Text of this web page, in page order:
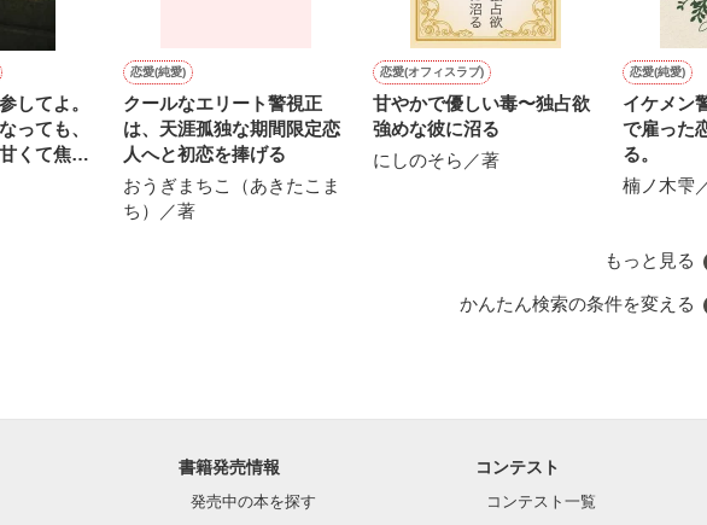
してよ。
っても、
くて焦れ
ける夫
恋愛(純愛)
クールなエリート警視正
は、天涯孤独な期間限定恋
人へと初恋を捧げる
おうぎまちこ（あきたこま
ち）／著
恋愛(オフィスラブ)
甘やかで優しい毒〜独占欲
強めな彼に沼る
にしのそら／著
恋愛(純愛)
イケメン
で雇った
る。
楠ノ木雫
もっと見る
かんたん検索の条件を変える
書籍発売情報
発売中の本を探す
コンテスト
コンテスト一覧